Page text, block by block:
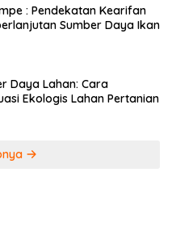
: Pendekatan Kearifan
Sumber Daya Ikan
Daya Lahan: Cara
Ekologis Lahan Pertanian